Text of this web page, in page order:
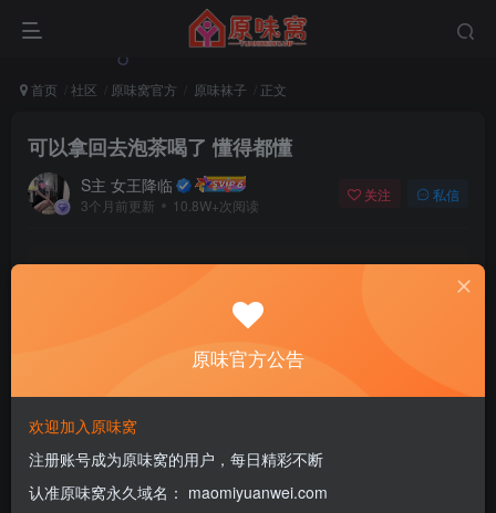
首页 社区 原味窝官方 原味袜子 正文
可以拿回去泡茶喝了 懂得都懂
S主 女王降临
3个月前更新 10.8W+次阅读
关注 私信
登录后继续查看
1
原味官方公告
欢迎加入原味窝
注册账号成为原味窝的用户，每日精彩不断
认准原味窝永久域名： maomiyuanwei.com